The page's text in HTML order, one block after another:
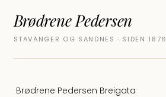
Brødrene Pedersen
STAVANGER OG SANDNES · SIDEN 1876
Brødrene Pedersen Breigata